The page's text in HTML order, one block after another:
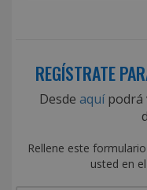
REGÍSTRATE
Desde aquípodrá
Rellene este
usted en